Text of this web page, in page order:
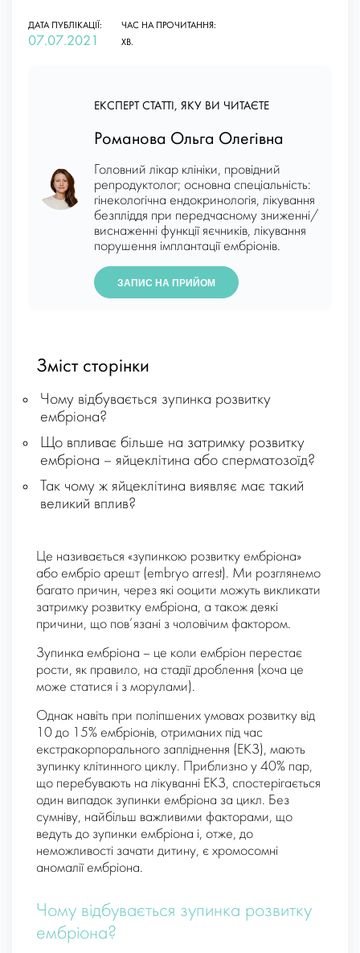
ДАТА ПУБЛІКАЦІЇ:
07.07.2021
ЧАС НА ПРОЧИТАННЯ:
ХВ.
ЕКСПЕРТ СТАТТІ, ЯКУ ВИ ЧИТАЄТЕ
Романова Ольга Олегівна
Головний лікар клініки, провідний
репродуктолог; основна спеціальність:
гінекологічна ендокринологія, лікування
безпліддя при передчасному зниженні/
виснаженні функції яєчників, лікування
порушення імплантації ембріонів.
ЗАПИС НА ПРИЙОМ
Зміст сторінки
Чому відбувається зупинка розвитку
ембріона?
Що впливає більше на затримку розвитку
ембріона – яйцеклітина або сперматозоїд?
Так чому ж яйцеклітина виявляє має такий
великий вплив?
Це називається «зупинкою розвитку ембріона»
або ембріо арешт (embryo arrest). Ми розглянемо
багато причин, через які ооцити можуть викликати
затримку розвитку ембріона, а також деякі
причини, що пов’язані з чоловічим фактором.
Зупинка ембріона – це коли ембріон перестає
рости, як правило, на стадії дроблення (хоча це
може статися і з морулами).
Однак навіть при поліпшених умовах розвитку від
10 до 15% ембріонів, отриманих під час
екстракорпорального запліднення (ЕКЗ), мають
зупинку клітинного циклу. Приблизно у 40% пар,
що перебувають на лікуванні ЕКЗ, спостерігається
один випадок зупинки ембріона за цикл. Без
сумніву, найбільш важливими факторами, що
ведуть до зупинки ембріона і, отже, до
неможливості зачати дитину, є хромосомні
аномалії ембріона.
Чому відбувається зупинка розвитку
ембріона?